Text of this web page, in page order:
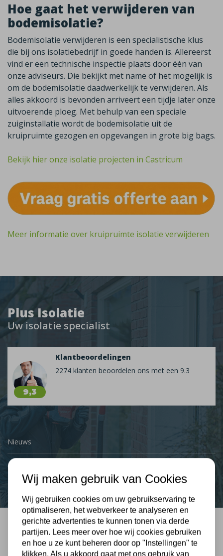
Plus Isolatie
Uw isolatie specialist
9,3
Klantbeoordelingen
2274 klanten beoordelen ons met een 9.3
Nieuws
Contact
Bel mij terug
Gratis, vrijblijvend advies
Hoe gaat het verwijderen van
bodemisolatie?
Bodemisolatie verwijderen is een specialistische klus
die bij ons isolatiebedrijf in goede handen is. Allereerst
vind er een technische inspectie plaats door één van
onze adviseurs. Die bekijkt met name of het mogelijk is
om de bodemisolatie daadwerkelijk te verwijderen. Als
alles akkoord is bevonden arriveert een tijdje later onze
uitvoerende ploeg. Met behulp van een speciale
zuiginstallatie wordt de bodemisolatie uit de
kruipruimte gezogen en opgevangen in grote big bags.
Bekijk hier onze isolatie projecten in Castricum
Meer informatie over kruipruimte isolatie verwijderen
Wij maken gebruik van Cookies
Wij gebruiken cookies om uw gebruikservaring te
optimaliseren, het webverkeer te analyseren en
gerichte advertenties te kunnen tonen via derde
partijen. Lees meer over hoe wij cookies gebruiken
en hoe u ze kunt beheren door op "Instellingen" te
klikken. Als u akkoord gaat met ons gebruik van